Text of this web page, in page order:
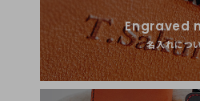
2016/07/02 13:11:06
デザインが気に入って、プレゼン
名前入りにしてもらって、喜んで
サンプルのネームプレートも、鞄
あげる方も貰った方も満足な品
Engraved
名入れにつ